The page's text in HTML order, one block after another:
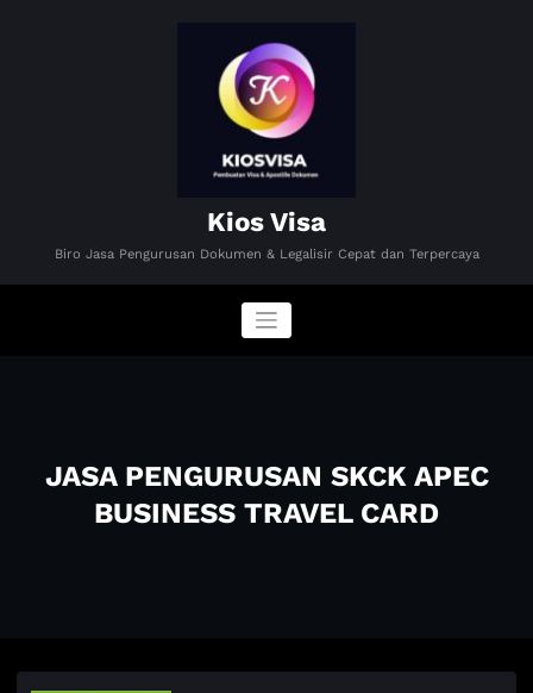
Kios Visa
Biro Jasa Pengurusan Dokumen & Legalisir Cepat dan Terpercaya
JASA PENGURUSAN SKCK APEC
BUSINESS TRAVEL CARD